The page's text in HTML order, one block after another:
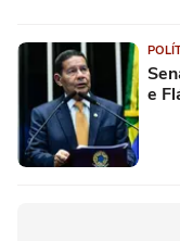
e